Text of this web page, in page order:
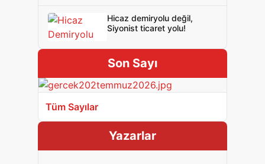
Hicaz demiryolu değil,
Siyonist ticaret yolu!
Son Sayı
Tüm Sayılar
Yazarlar